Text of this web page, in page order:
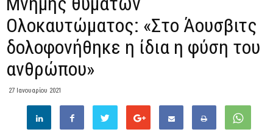
Ολοκαυτώματος: «Στο Άουσβιτς
δολοφονήθηκε η ίδια η φύση του
ανθρώπου»
27 Ιανουαρίου 2021